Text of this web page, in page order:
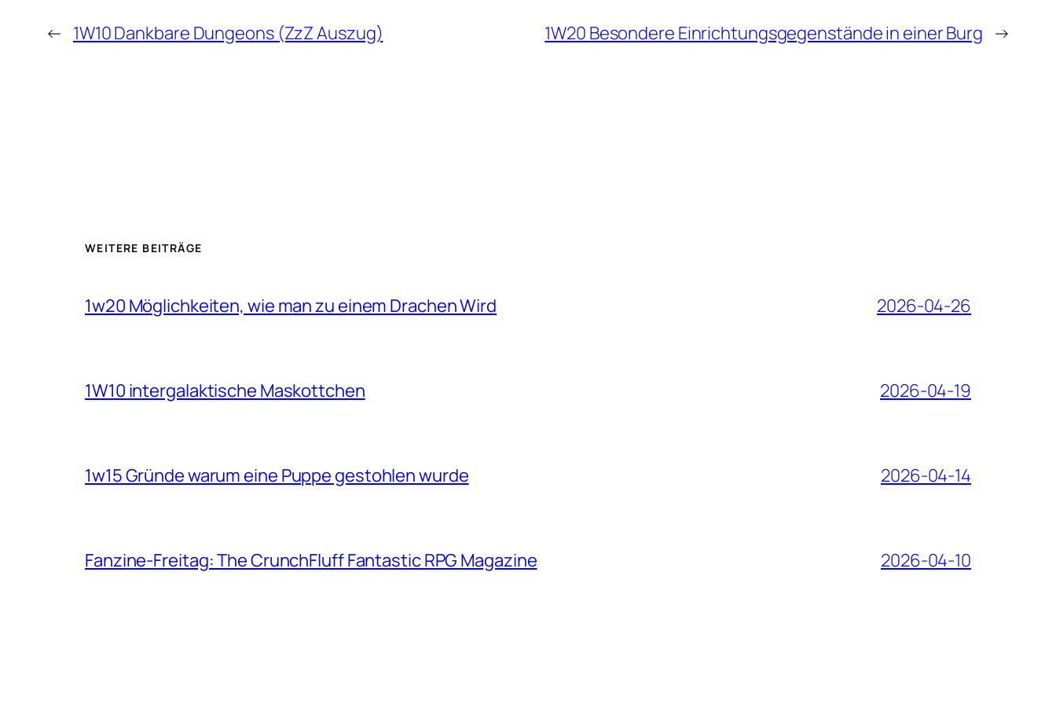
← 1W10 Dankbare Dungeons (ZzZ Auszug) 1W20 Besondere Einrichtungsgegenstände in einer Burg →
WEITERE BEITRÄGE
1w20 Möglichkeiten, wie man zu einem Drachen Wird 2026-04-26
1W10 intergalaktische Maskottchen 2026-04-19
1w15 Gründe warum eine Puppe gestohlen wurde 2026-04-14
Fanzine-Freitag: The CrunchFluff Fantastic RPG Magazine 2026-04-10